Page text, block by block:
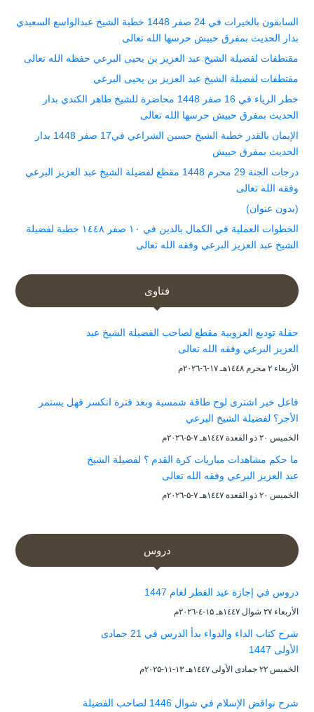
السابقون بالخيرات في 24 صفر 1448 خطبة الشيخ عبدالواسع السعيدي
بدار الحديث بمفرق حبيش حرسها الله تعالى
مقتطفات لفضيلة الشيخ عبد العزيز بن يحيى البرعي حفظه الله تعالى
مقتطفات لفضيلة الشيخ عبد العزيز بن يحيى البرعي
خطر الرياء في 16 صفر 1448 محاضرة للشيخ طاهر الكندي بدار
الحديث بمفرق حبيش حرسها الله تعالى
الإيمان بالقدر خطبة الشيخ حسين الشراعي في17 صفر 1448 بدار
الحديث بمفرق حبيش
درجات الجنة 29 محرم 1448 مقطع لفضيلة الشيخ عبد العزيز البرعي
وفقه الله تعالى
(بدون عنوان)
الخطوات العملية في الكمال بالدين في ١٠ صفر ١٤٤٨ خطبة لفضيلة
الشيخ عبد العزيز البرعي وفقه الله تعالى
فتاوى
حفلة توديع العزوبية مقطع لصاحب الفضيلة الشيخ عبد
العزيز البرعي وفقه الله تعالى
الأربعاء ۲ محرم ۱٤٤۸هـ ۱۷-٦-۲۰۲٦م
فاعل خير اشترى لوح طاقة شمسية وبعد فترة انكسر فهل يستمر
الأجر؟ لفضيلة الشيخ البرعي
الخميس ۲۰ ذو القعدة ۱٤٤۷هـ ۷-۵-۲۰۲٦م
ما حكم مشاهدات مباريات كرة القدم ؟ لفضيلة الشيخ
عبد العزيز البرعي وفقه الله تعالى
الخميس ۲۰ ذو القعدة ۱٤٤۷هـ ۷-۵-۲۰۲٦م
دروس
دروس في إجازة عيد الفطر لعام 1447
الأربعاء ۲۷ شوال ۱٤٤۷هـ ۱۵-٤-۲۰۲٦م
شرح كتاب الداء والدواء بدأ الدرس في 21 جمادى
الأولى 1447
الخميس ۲۲ جمادى الأولى ۱٤٤۷هـ ۱۳-۱۱-۲۰۲۵م
شرح نواقض الإسلام في شوال 1446 لصاحب الفضيلة